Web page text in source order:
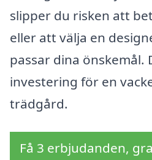
slipper du risken att
eller att välja en
passar dina önskemål.
investering för en
trädgård.
Få 3 erbjudanden,